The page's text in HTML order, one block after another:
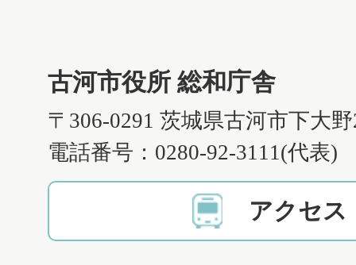
古河市役所 総和庁舎
〒306-0291 茨城県古河市下大
電話番号：0280-92-3111(代表)
アクセス